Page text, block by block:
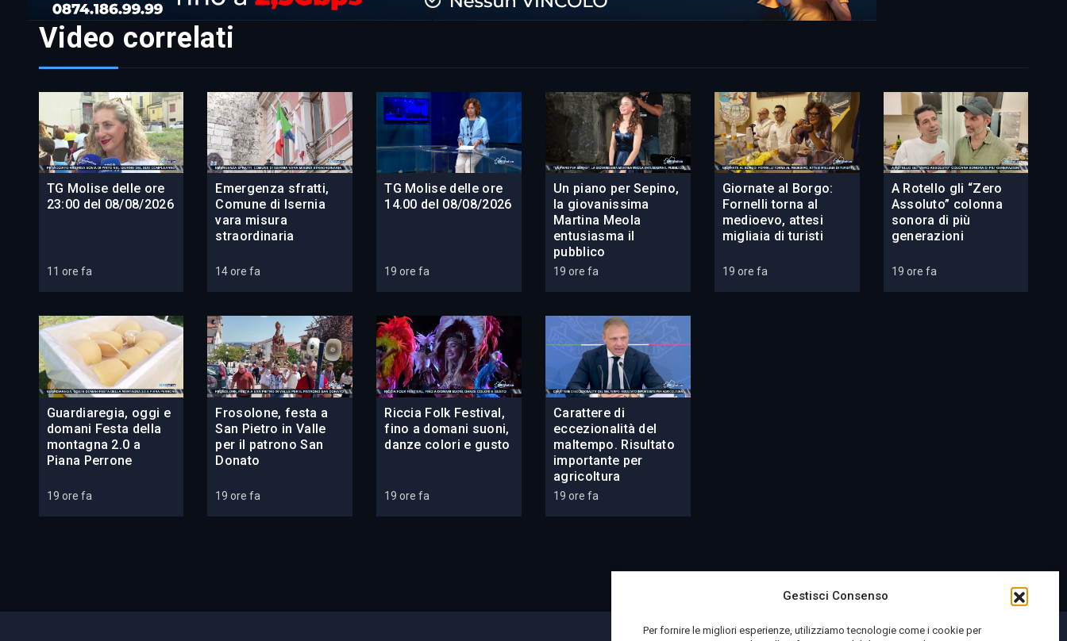
Gestisci Consenso
Per fornire le migliori esperienze, utilizziamo tecnologie come i cookie per
Video correlati
TG Molise delle ore
23:00 del 08/08/2026
11 ore fa
Emergenza sfratti,
Comune di Isernia
vara misura
straordinaria
14 ore fa
TG Molise delle ore
14.00 del 08/08/2026
19 ore fa
Un piano per Sepino,
la giovanissima
Martina Meola
entusiasma il
pubblico
19 ore fa
Giornate al Borgo:
Fornelli torna al
medioevo, attesi
migliaia di turisti
19 ore fa
A Rotello gli “Zero
Assoluto” colonna
sonora di più
generazioni
19 ore fa
Guardiaregia, oggi e
domani Festa della
montagna 2.0 a
Piana Perrone
19 ore fa
Frosolone, festa a
San Pietro in Valle
per il patrono San
Donato
19 ore fa
Riccia Folk Festival,
fino a domani suoni,
danze colori e gusto
19 ore fa
Carattere di
eccezionalità del
maltempo. Risultato
importante per
agricoltura
19 ore fa